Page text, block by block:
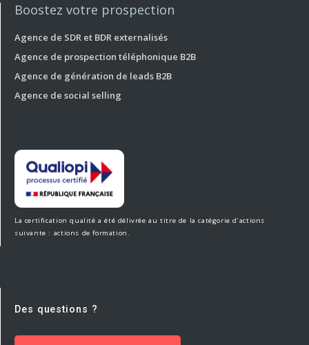
Boostez votre prospection
Agence de SDR et BDR externalisés
Agence de prospection téléphonique B2B
Agence de génération de leads B2B
Agence de social selling
La certification qualité a été délivrée au titre de la catégorie d’actions
suivante : actions de formation.
Des questions ?